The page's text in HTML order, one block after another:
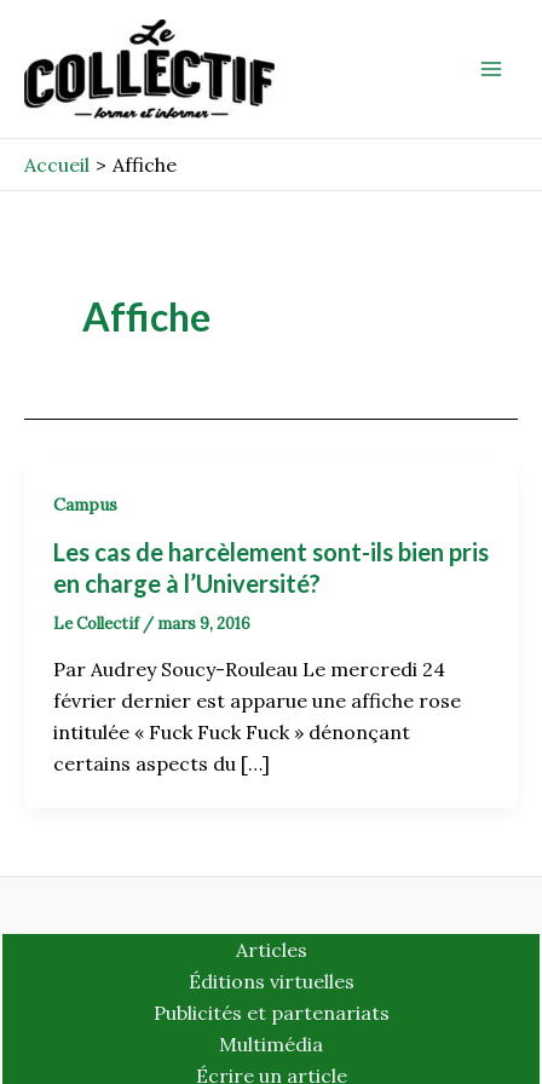
contenu
Accueil Affiche
Affiche
Campus
Les cas de harcèlement sont-ils bien pris
en charge à l’Université?
Le Collectif / mars 9, 2016
Par Audrey Soucy-Rouleau Le mercredi 24
février dernier est apparue une affiche rose
intitulée « Fuck Fuck Fuck » dénonçant
certains aspects du […]
Articles
Éditions virtuelles
Publicités et partenariats
Multimédia
Écrire un article